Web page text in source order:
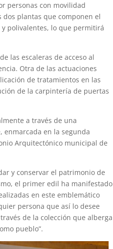
personas con movilidad
dos plantas que componen el
polivalentes, lo que permitirá
las escaleras de acceso al
Otra de las actuaciones
de tratamientos en las
de la carpintería de puertas
a través de una
enmarcada en la segunda
Arquitectónico municipal de
y conservar el patrimonio de
el primer edil ha manifestado
en este emblemático
persona que así lo desee
de la colección que alberga
pueblo”.